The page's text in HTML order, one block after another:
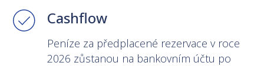
Cashflow
Peníze za předplacené rezervace v roce
2026 zůstanou na bankovním účtu po